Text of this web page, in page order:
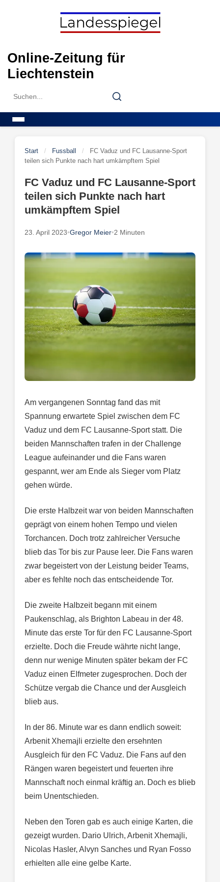
Online-Zeitung für
Liechtenstein
Search
Search
Start / Fussball /
FC Vaduz und FC Lausanne-Sport
teilen sich Punkte nach hart umkämpftem Spiel
FC Vaduz und FC Lausanne-Sport
teilen sich Punkte nach hart
umkämpftem Spiel
23. April 2023•Gregor Meier•2 Minuten
Am vergangenen Sonntag fand das mit
Spannung erwartete Spiel zwischen dem FC
Vaduz und dem FC Lausanne-Sport statt. Die
beiden Mannschaften trafen in der Challenge
League aufeinander und die Fans waren
gespannt, wer am Ende als Sieger vom Platz
gehen würde.
Die erste Halbzeit war von beiden Mannschaften
geprägt von einem hohen Tempo und vielen
Torchancen. Doch trotz zahlreicher Versuche
blieb das Tor bis zur Pause leer. Die Fans waren
zwar begeistert von der Leistung beider Teams,
aber es fehlte noch das entscheidende Tor.
Die zweite Halbzeit begann mit einem
Paukenschlag, als Brighton Labeau in der 48.
Minute das erste Tor für den FC Lausanne-Sport
erzielte. Doch die Freude währte nicht lange,
denn nur wenige Minuten später bekam der FC
Vaduz einen Elfmeter zugesprochen. Doch der
Schütze vergab die Chance und der Ausgleich
blieb aus.
In der 86. Minute war es dann endlich soweit:
Arbenit Xhemajli erzielte den ersehnten
Ausgleich für den FC Vaduz. Die Fans auf den
Rängen waren begeistert und feuerten ihre
Mannschaft noch einmal kräftig an. Doch es blieb
beim Unentschieden.
Neben den Toren gab es auch einige Karten, die
gezeigt wurden. Dario Ulrich, Arbenit Xhemajli,
Nicolas Hasler, Alvyn Sanches und Ryan Fosso
erhielten alle eine gelbe Karte.